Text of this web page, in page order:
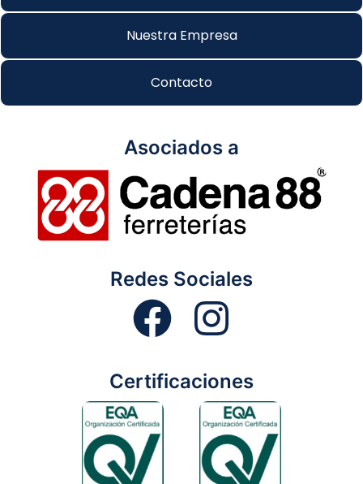
Nuestra Empresa
Contacto
Asociados a
Redes Sociales
Certificaciones